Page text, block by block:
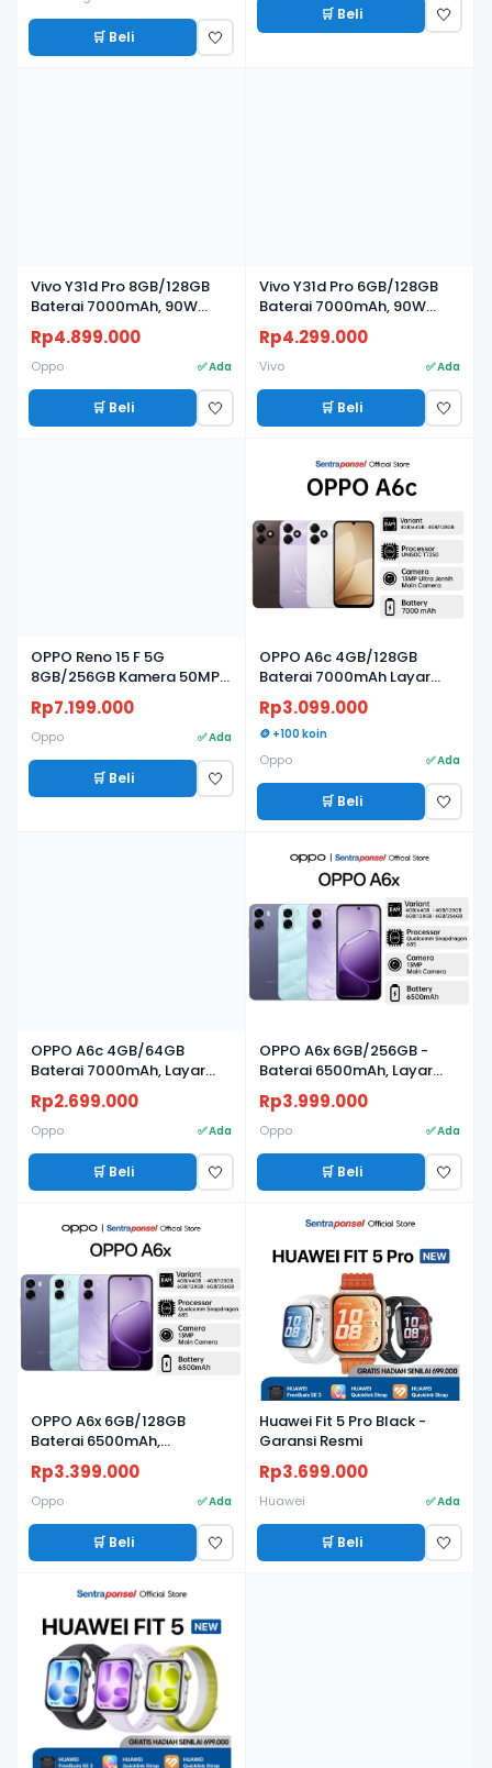
🛒 Beli 🤍
🛒 Beli 🤍
Vivo Y31d Pro 8GB/128GB
Baterai 7000mAh, 90W
FlashCharge, Kamera 50MP
Rp4.899.000
Oppo ✅ Ada
🛒 Beli 🤍
Vivo Y31d Pro 6GB/128GB
Baterai 7000mAh, 90W
FlashCharge, Kamera 50MP
Rp4.299.000
Vivo ✅ Ada
🛒 Beli 🤍
OPPO Reno 15 F 5G
8GB/256GB Kamera 50MP,
Baterai 7000mAh, Layar
AMOLED 120Hz
Rp7.199.000
Oppo ✅ Ada
🛒 Beli 🤍
OPPO A6c 4GB/128GB
Baterai 7000mAh Layar
120Hz
Rp3.099.000
🪙 +100 koin
Oppo ✅ Ada
🛒 Beli 🤍
OPPO A6c 4GB/64GB
Baterai 7000mAh, Layar
120Hz
Rp2.699.000
Oppo ✅ Ada
🛒 Beli 🤍
OPPO A6x 6GB/256GB -
Baterai 6500mAh, Layar
120Hz & Snapdragon 685
Rp3.999.000
Oppo ✅ Ada
🛒 Beli 🤍
OPPO A6x 6GB/128GB
Baterai 6500mAh,
Snapdragon 685, Layar
120Hz, IP64 - Garansi Resmi
Rp3.399.000
Oppo ✅ Ada
🛒 Beli 🤍
Huawei Fit 5 Pro Black -
Garansi Resmi
Rp3.699.000
Huawei ✅ Ada
🛒 Beli 🤍